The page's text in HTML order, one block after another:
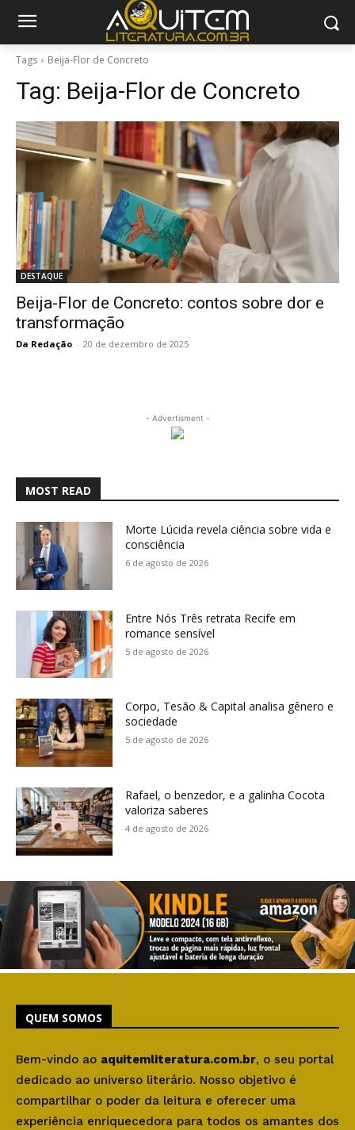
Tags Beija-Flor de Concreto
Tag: Beija-Flor de Concreto
DESTAQUE
Beija-Flor de Concreto: contos sobre dor e
transformação
Da Redação - 20 de dezembro de 2025
- Advertisment -
MOST READ
Morte Lúcida revela ciência sobre vida e
consciência
6 de agosto de 2026
Entre Nós Três retrata Recife em
romance sensível
5 de agosto de 2026
Corpo, Tesão & Capital analisa gênero e
sociedade
5 de agosto de 2026
Rafael, o benzedor, e a galinha Cocota
valoriza saberes
4 de agosto de 2026
QUEM SOMOS
Bem-vindo ao aquitemliteratura.com.br, o seu portal
dedicado ao universo literário. Nosso objetivo é
compartilhar o poder da leitura e oferecer uma
experiência enriquecedora para todos os amantes dos